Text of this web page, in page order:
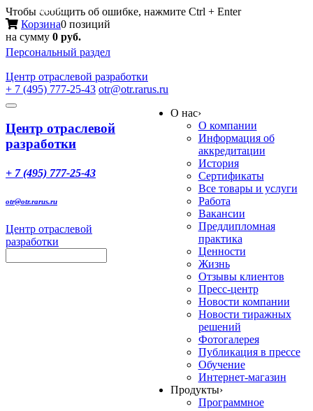
Чтобы сообщить об ошибке, нажмите Ctrl + Enter
Корзина0 позиций
на сумму 0 руб.
Персональный раздел
Центр отраслевой разработки
+ 7 (495) 777-25-43 otr@otr.rarus.ru
Toggle
Меню
Центр отраслевой
разработки
+ 7 (495) 777-25-43
otr@otr.rarus.ru
Центр отраслевой
разработки
О нас›
О компании
Информация об
аккредитации
История
Сертификаты
Все товары и услуги
Работа
Вакансии
Преддипломная
практика
Ценности
Жизнь
Отзывы клиентов
Пресс-центр
Новости компании
Новости тиражных
решений
Фотогалерея
Публикация в прессе
Обучение
Интернет-магазин
Продукты›
Программное